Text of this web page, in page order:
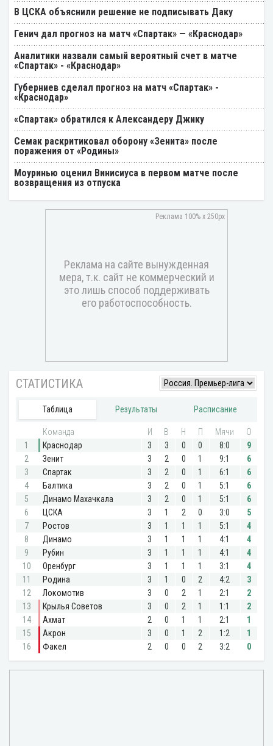
В ЦСКА объяснили решение не подписывать Даку
Генич дал прогноз на матч «Спартак» — «Краснодар»
Аналитики назвали самый вероятный счет в матче
«Спартак» - «Краснодар»
Губерниев сделал прогноз на матч «Спартак» -
«Краснодар»
«Спартак» обратился к Александеру Джику
Семак раскритиковал оборону «Зенита» после
поражения от «Родины»
Моуринью оценил Винисиуса в первом матче после
возвращения из отпуска